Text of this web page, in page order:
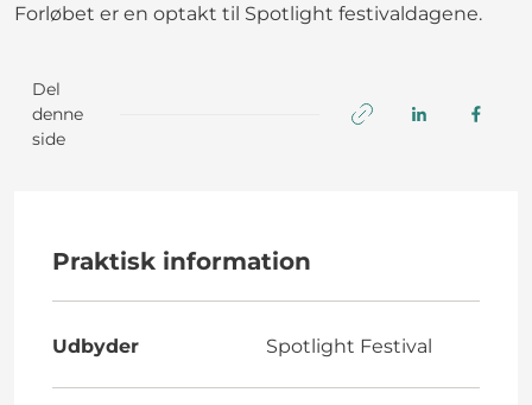
Forløbet er en optakt til Spotlight festivaldagene.
Del
denne
side
Praktisk information
Udbyder Spotlight Festival